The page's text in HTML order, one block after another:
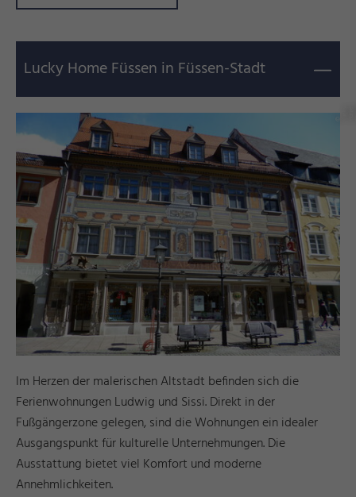
Lucky Home Füssen in Füssen-Stadt
Im Herzen der malerischen Altstadt befinden sich die
Ferienwohnungen Ludwig und Sissi. Direkt in der
Fußgängerzone gelegen, sind die Wohnungen ein idealer
Ausgangspunkt für kulturelle Unternehmungen. Die
Ausstattung bietet viel Komfort und moderne
Annehmlichkeiten.